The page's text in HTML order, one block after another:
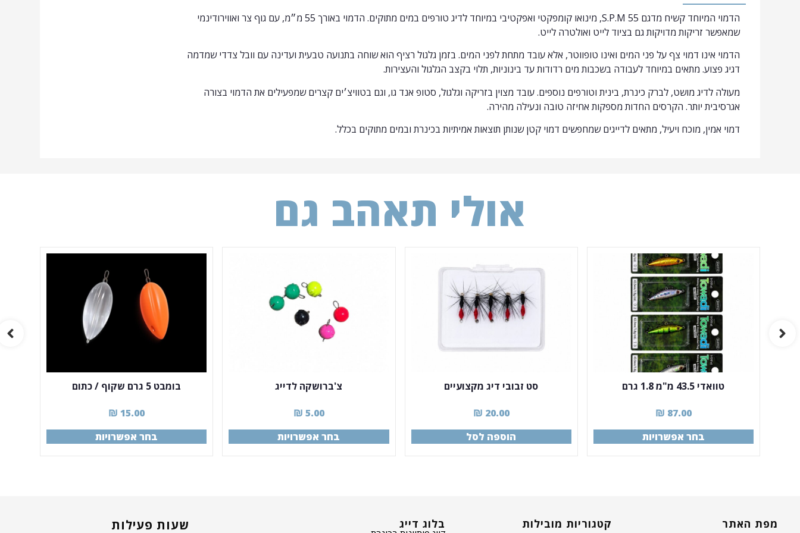
הדמוי המיוחד קשיח מדגם S.P.M 55, מינואו קומפקטי ואפקטיבי במיוחד לדיג טורפים במים מתוקים. הדמוי באורך 55 מ״מ, עם גוף צר ואווירודינמי
שמאפשר זריקות מדויקות גם בציוד לייט ואולטרה לייט.
הדמוי אינו דמוי צף על פני המים ואינו טופווטר, אלא עובד מתחת לפני המים. בזמן גלגול רציף הוא שוחה בתנועה טבעית ועדינה עם וובל צדדי שמדמה
דגיג פצוע. מתאים במיוחד לעבודה בשכבות מים רדודות עד בינוניות, תלוי בקצב הגלגול והעצירות.
מעולה לדיג מושט, לברק כינרת, בינית וטורפים נוספים. עובד מצוין בזריקה וגלגול, סטופ אנד גו, וגם בטוויצ׳ים קצרים שמפעילים את הדמוי בצורה
אגרסיבית יותר. הקרסים החדות מספקות אחיזה טובה ונעילה מהירה.
דמוי אמין, מוכח ויעיל, מתאים לדייגים שמחפשים דמוי קטן שנותן תוצאות אמיתיות בכינרת ובמים מתוקים בכלל.
אולי תאהב גם
טוואדי 43.5 מ"מ 1.8 גרם
87.00
₪
בחר אפשרויות
סט זבובי דיג מקצועיים
20.00
₪
הוספה לסל
צ'ברושקה לדייג
5.00
₪
בחר אפשרויות
בומבט 5 גרם שקוף / כתום
15.00
₪
בחר אפשרויות
מפת האתר קטגוריות מובילות בלוג דייג שעות פעילות